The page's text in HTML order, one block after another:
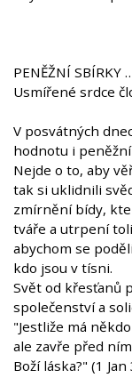
PENĚŽNÍ SBÍRKY
Usmířené srdce
V posvátných
hodnotu i
Nejde o to, aby
tak si uklidnili
zmírnění bídy,
tváře a utrpení
abychom se
kdo jsou v tísni.
Svět od křesťanů
společenství a
"Jestliže má
ale zavře před
Boží láska?" (1 Jan